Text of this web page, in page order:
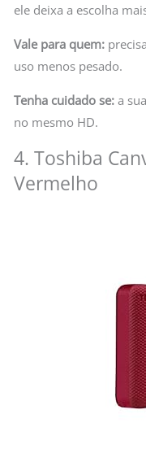
ele deixa a escolha
Vale para quem:
uso menos pesado.
Tenha cuidado se: a
no mesmo HD.
4. Toshiba
Vermelho